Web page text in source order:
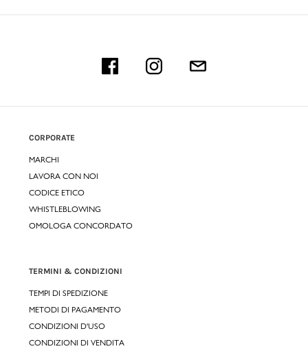
CORPORATE
MARCHI
LAVORA CON NOI
CODICE ETICO
WHISTLEBLOWING
OMOLOGA CONCORDATO
TERMINI & CONDIZIONI
TEMPI DI SPEDIZIONE
METODI DI PAGAMENTO
CONDIZIONI D'USO
CONDIZIONI DI VENDITA